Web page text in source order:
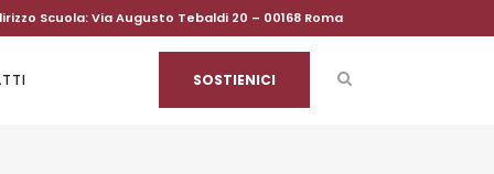
Scuola: Via Augusto Tebaldi 20 – 00168 Roma
SOSTIENICI